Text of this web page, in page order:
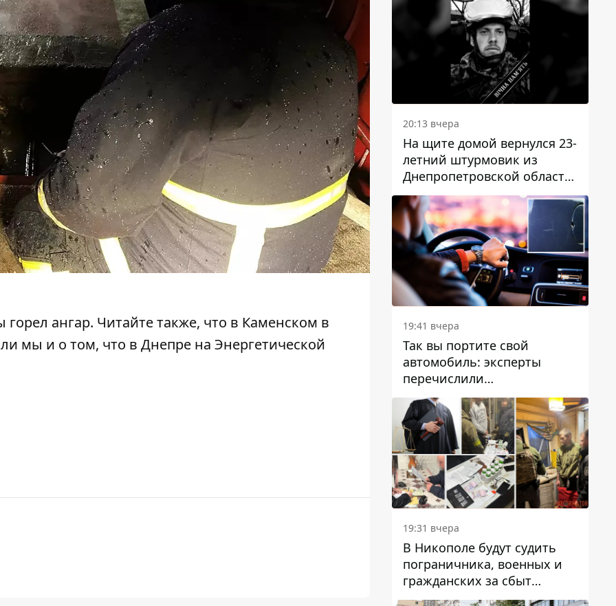
ангар. Читайте также, что в Каменском в
мы и о том, что в Днепре на Энергетической
20:13 вчера
На щите домой вернулся 23-
летний штурмовик из
Днепропетровской области
Богдан Бескровный
19:41 вчера
Так вы портите свой
автомобиль: эксперты
перечислили
распространенные
привычки водителей,
которые на самом деле
вредят машине
19:31 вчера
В Никополе будут судить
пограничника, военных и
гражданских за сбыт
психотропов